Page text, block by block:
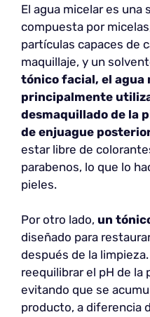
El agua micelar es una
compuesta por
partículas capaces de
maquillaje, y un
tónico facial, el agua
principalmente
desmaquillado de la
de enjuague
estar libre de
parabenos, lo que lo
pieles.
Por otro lado, un
diseñado para
después de la
reequilibrar el pH de la
evitando que se
producto, a diferencia